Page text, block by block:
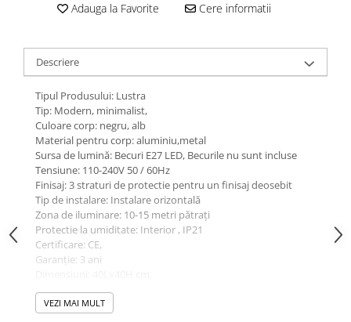
Adauga la Favorite Cere informatii
Descriere
Tipul Produsului: Lustra
Tip: Modern, minimalist,
Culoare corp: negru, alb
Material pentru corp: aluminiu,metal
Sursa de lumină: Becuri E27 LED, Becurile nu sunt incluse
Tensiune: 110-240V 50 / 60Hz
Finisaj: 3 straturi de protectie pentru un finisaj deosebit
Tip de instalare: Instalare orizontală
Zona de iluminare: 10-15 metri pătrați
Protectie la umiditate: Interior , IP21
Certificare: CE,
Garanție: 3 ani
Aplicație:
VEZI MAI MULT